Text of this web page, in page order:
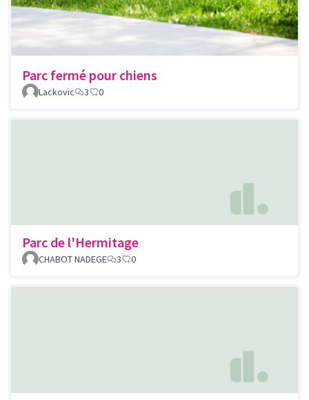
Parc fermé pour chiens
Lackovic 3 0
Parc de l'Hermitage
CHABOT NADEGE 3 0